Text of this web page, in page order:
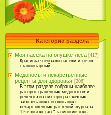
Категории раздела
Моя пасека на опушке леса [417]
Красивые пейзажи пасеки и точок
стационарный
Медоносы и лекарственные
рецепты для здоровья [206]
В этом разделе собраны наиболее
распространённых медоносов и
рецепты из них при различных
заболеваниях и описания
лекарственных растений журнала
"Пчеловодстао " за многие годы.